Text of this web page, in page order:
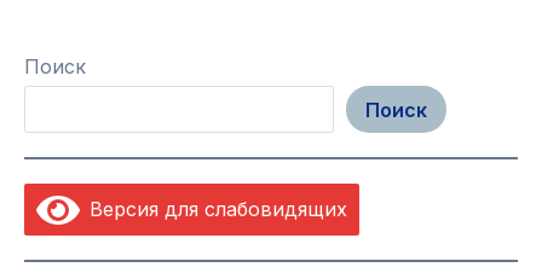
Поиск
Поиск
Версия для слабовидящих